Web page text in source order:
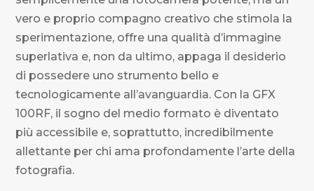
vero e proprio compagno creativo che stimola la
sperimentazione, offre una qualità d’immagine
superlativa e, non da ultimo, appaga il desiderio
di possedere uno strumento bello e
tecnologicamente all’avanguardia. Con la GFX
100RF, il sogno del medio formato è diventato
più accessibile e, soprattutto, incredibilmente
allettante per chi ama profondamente l’arte della
fotografia.